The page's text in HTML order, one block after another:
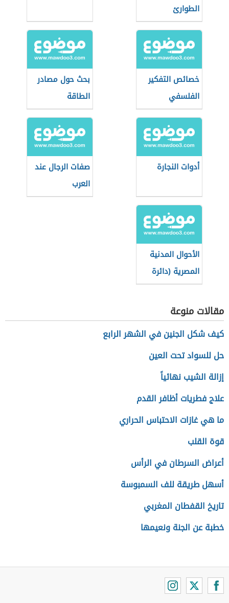
الطوارئ
خصائص التفكير
الفلسفي
بحث حول مصادر
الطاقة
أدوات النجارة
صفات الرجال عند
العرب
الأحوال المدنية
المصرية (دائرة
حكومية)
مقالات منوعة
كيف شكل الجنين في الشهر الرابع
حل للسواد تحت العين
إزالة الشيب نهائياً
علاج فطريات أظافر القدم
ما هي غازات الاحتباس الحراري
قوة القلب
أعراض السرطان في الرأس
أسهل طريقة للف السمبوسة
تاريخ القفطان المغربي
خطبة عن الجنة ونعيمها